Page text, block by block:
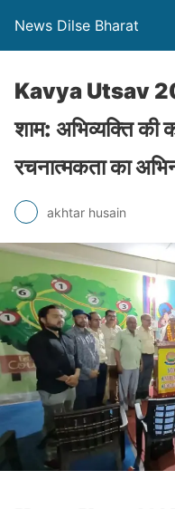
News Dilse Bharat
Kavya Utsav
शाम: अभिव्यक्ति की
रचनात्मकता का
akhtar husain